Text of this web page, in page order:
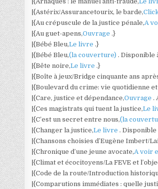
|{Astérix/Assurancetourix, le barde,
|{Au crépuscule de la justice pénale,A
|{Au guet-apens,Ouvrage .}
|{Bébé Bleu,Le livre .}
|{Bébé Bleu,(la couverture) . Disponible
|{Bête noire,Le livre .}
|{Boîte à jeux/Bridge cinquante ans
|{Boulevard du crime: vie quotidienne
|{Care, justice et dépendance,Ouvrage .
|{Ces magistrats qui tuent la justice,Le
|{C’est un secret entre nous,(la
|{Changer la justice,Le livre .
|{Chansons choisies d’Eugène Imbert/
|{Chronique d’une jeune avocate,A voir
|{Climat et écocitoyens/La FEVE et
|{Code de la route/Introduction
|{Comparutions immédiates : quelle